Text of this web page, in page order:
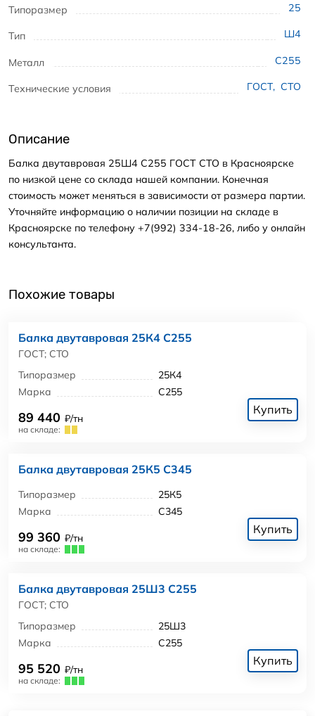
Типоразмер 25
Тип Ш4
Металл С255
Технические условия ГОСТ, СТО
Описание
Балка двутавровая 25Ш4 С255 ГОСТ СТО в Красноярске
по низкой цене со склада нашей компании. Конечная
стоимость может меняться в зависимости от размера партии.
Уточняйте информацию о наличии позиции на складе в
Красноярске по телефону +7(992) 334-18-26, либо у онлайн
консультанта.
Похожие товары
Балка двутавровая 25К4 С255
ГОСТ; СТО
Типоразмер
25К4
Марка
С255
89 440 ₽/тн
на складе:
Купить
Балка двутавровая 25К5 С345
Типоразмер
25К5
Марка
С345
99 360 ₽/тн
на складе:
Купить
Балка двутавровая 25Ш3 С255
ГОСТ; СТО
Типоразмер
25Ш3
Марка
С255
95 520 ₽/тн
на складе:
Купить